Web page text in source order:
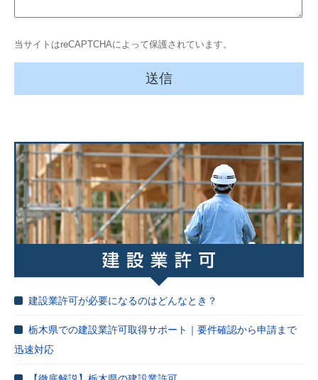
当サイトはreCAPTCHAによって保護されています。
建設業許可が必要になるのはどんなとき？
栃木県での建設業許可取得サポート｜要件確認から申請まで
迅速対応